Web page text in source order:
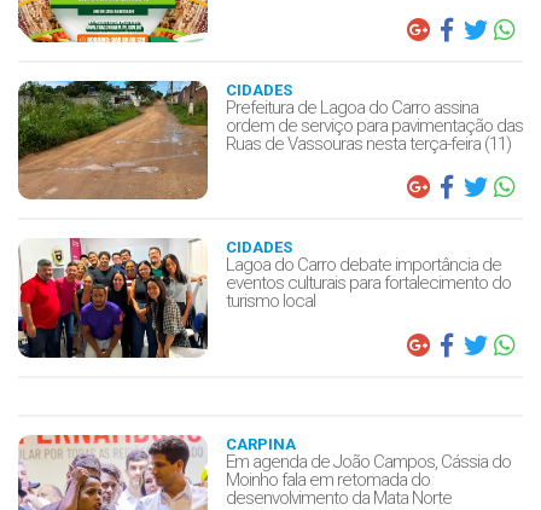
CIDADES
Prefeitura de Lagoa do Carro assina
ordem de serviço para pavimentação das
Ruas de Vassouras nesta terça-feira (11)
CIDADES
Lagoa do Carro debate importância de
eventos culturais para fortalecimento do
turismo local
CARPINA
Em agenda de João Campos, Cássia do
Moinho fala em retomada do
desenvolvimento da Mata Norte